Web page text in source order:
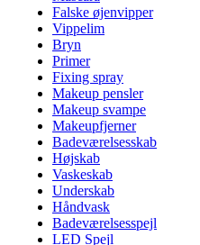
Falske øjenvipper
Vippelim
Bryn
Primer
Fixing spray
Makeup pensler
Makeup svampe
Makeupfjerner
Badeværelsesskab
Højskab
Vaskeskab
Underskab
Håndvask
Badeværelsesspejl
LED Spejl